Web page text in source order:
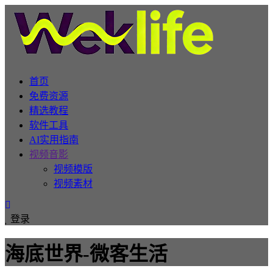
首页
免费资源
精选教程
软件工具
AI实用指南
视频音影
视频模版
视频素材
登录
海底世界-微客生活